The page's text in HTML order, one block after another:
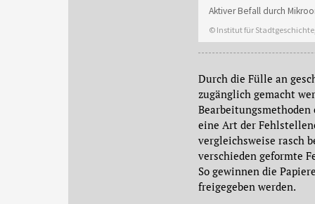
Aktiver Befall durch
© Institut für
Durch die Fülle an
zugänglich gemacht
Bearbeitungsmethoden
eine Art der
vergleichsweise rasch
verschieden geformte
So gewinnen die
freigegeben werden.